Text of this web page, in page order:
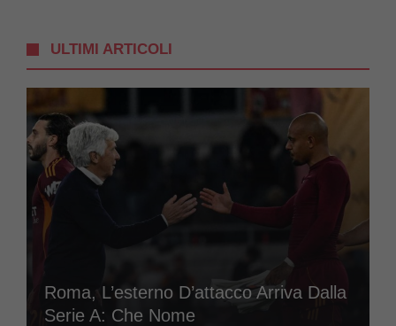
ULTIMI ARTICOLI
Roma, L’esterno D’attacco Arriva Dalla
Serie A: Che Nome